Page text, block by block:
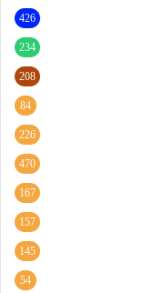
426
234
208
84
226
470
167
157
145
54